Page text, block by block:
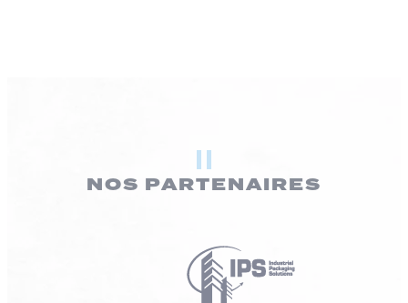
NOS PARTENAIRES